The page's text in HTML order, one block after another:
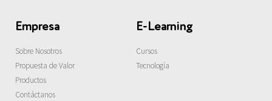
Empresa
Sobre Nosotros
Propuesta de Valor
Productos
Contáctanos
E-Learning
Cursos
Tecnología